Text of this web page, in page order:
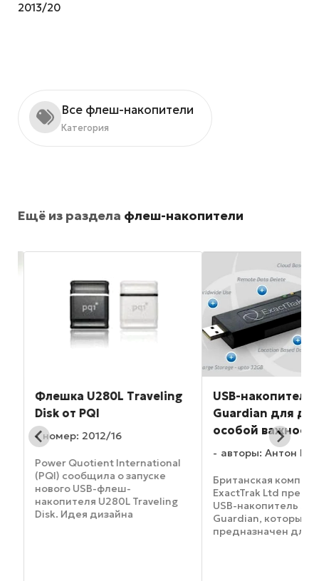
2013/20
Все флеш-накопители
Категория
Ещё из раздела флеш-накопители
Флешка U280L Traveling
Disk от PQI
номер: 2012/16
Power Quotient International
(PQI) сообщила о запуске
нового USB-флеш-
накопителя U280L Traveling
Disk. Идея дизайна
USB-накопитель
Guardian для
особой важности
авторы: Антон
Британская
ExactTrak Ltd
USB-накопитель
Guardian, который
предназначен для